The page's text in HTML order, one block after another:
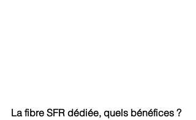
La fibre SFR dédiée, quels bénéfices ?